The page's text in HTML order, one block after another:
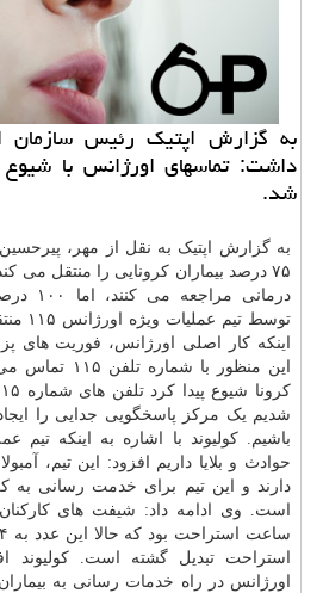
به گزارش اپتیك رئیس سازمان
شد.
به گزارش اپتیک به نقل از مهر،
۷۵ درصد بیماران کرونایی را منتقل می
درمانی
توسط
اینکه کار اصلی اورژانس، فوریت
این منظور با
شدیم یک مرکز پاسخگویی جدایی را ایجاد
باشیم. کولیوند با اشاره به اینکه تیم
حوادث و بلایا داریم افزود: این تیم،
دارند و این تیم برای خدمت رسانی به
اورژانس در راه خدمات رسانی به